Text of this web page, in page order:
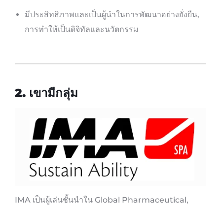
มีประสิทธิภาพและเป็นผู้นำในการพัฒนาอย่างยั่งยืน,
การทำให้เป็นดิจิทัลและนวัตกรรม
2. เขามีกลุ่ม
IMA เป็นผู้เล่นชั้นนำใน Global Pharmaceutical,